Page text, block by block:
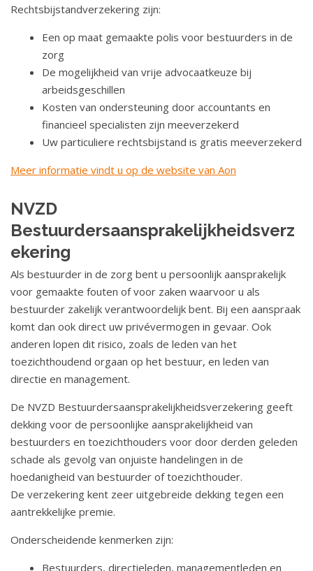
e
Rechtsbijstandverzekering zijn:
Een op maat gemaakte polis voor bestuurders in de
zorg
De mogelijkheid van vrije advocaatkeuze bij
arbeidsgeschillen
Kosten van ondersteuning door accountants en
financieel specialisten zijn meeverzekerd
Uw particuliere rechtsbijstand is gratis meeverzekerd
Meer informatie vindt u op de website van Aon
NVZD
Bestuurdersaansprakelijkheidsverz
ekering
Als bestuurder in de zorg bent u persoonlijk aansprakelijk
voor gemaakte fouten of voor zaken waarvoor u als
bestuurder zakelijk verantwoordelijk bent. Bij een aanspraak
komt dan ook direct uw privévermogen in gevaar. Ook
anderen lopen dit risico, zoals de leden van het
toezichthoudend orgaan op het bestuur, en leden van
directie en management.
De NVZD Bestuurdersaansprakelijkheidsverzekering geeft
dekking voor de persoonlijke aansprakelijkheid van
bestuurders en toezichthouders voor door derden geleden
schade als gevolg van onjuiste handelingen in de
hoedanigheid van bestuurder of toezichthouder.
De verzekering kent zeer uitgebreide dekking tegen een
aantrekkelijke premie.
Onderscheidende kenmerken zijn:
Bestuurders, directieleden, managementleden en